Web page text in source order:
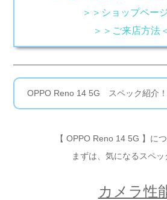
＞＞ショップペー
＞＞ご来店方法
OPPO Reno 14 5G スペック紹介
【 OPPO Reno 14 5G 】に
まずは、気になるスペッ
カメラ性